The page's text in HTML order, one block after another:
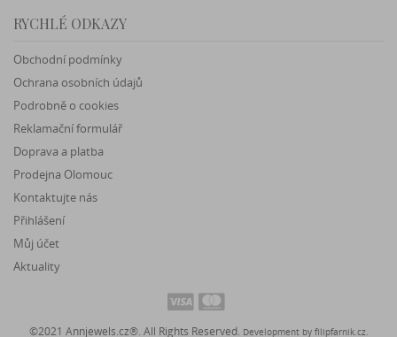
RYCHLÉ ODKAZY
Obchodní podmínky
Ochrana osobních údajů
Podrobně o cookies
Reklamační formulář
Doprava a platba
Prodejna Olomouc
Kontaktujte nás
Přihlášení
Můj účet
Aktuality
©2021 Annjewels.cz®. All Rights Reserved. Development by filipfarnik.cz.